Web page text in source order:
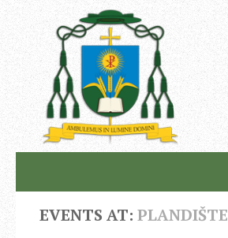
EVENTS AT: PLANDIŠTE